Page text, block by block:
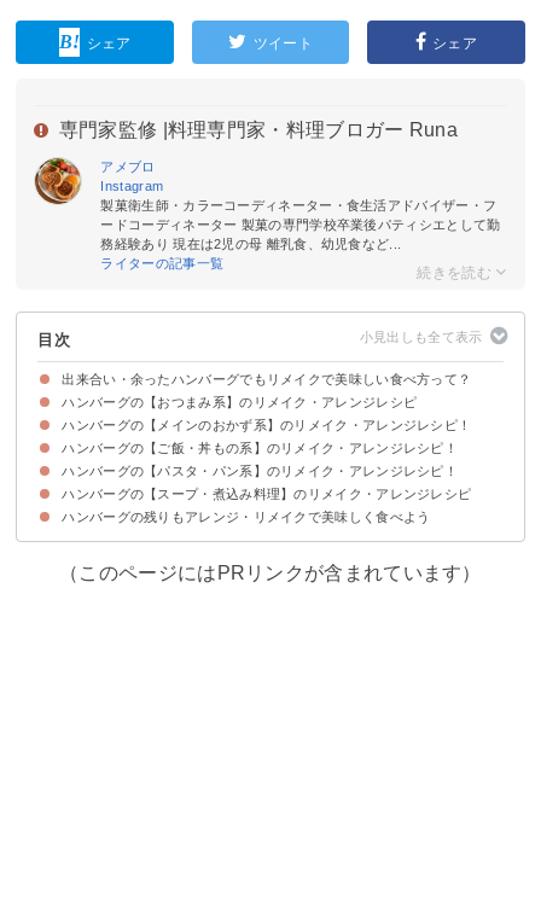
シェア ツイート シェア
専門家監修 | 料理専門家・料理ブロガー Runa
アメブロ
Instagram
製菓衛生師・カラーコーディネーター・食生活アドバイザー・フ
ードコーディネーター 製菓の専門学校卒業後パティシエとして勤
務経験あり 現在は2児の母 離乳食、幼児食など...
ライターの記事一覧
目次
出来合い・余ったハンバーグでもリメイクで美味しい食べ方って？
ハンバーグの【おつまみ系】のリメイク・アレンジレシピ
①ミートボール
②冷凍ハンバーグと大根の煮物
③ナスとはんぺんのあんかけ
④冷凍ハンバーグを使ったナスの肉味噌炒め
ハンバーグの【メインのおかず系】のリメイク・アレンジレシピ！
①グラタン
②メンチカツ
③冷凍ハンバーグのトマト煮込み
④スコッチエッグ
⑤ピーマンの肉詰め
⑥麻婆豆腐
⑦酢豚
ハンバーグの【ご飯・丼もの系】のリメイク・アレンジレシピ！
①ドリア
②ロコモコ丼
③子供が大好きなオムライス
④キーマカレー
⑤そぼろ丼
⑥チャーハン
ハンバーグの【パスタ・パン系】のリメイク・アレンジレシピ！
①ボロネーゼ
②ハンバーグチーズサンド
③ミートソースパスタ
④ハンバーガー
⑤トマトソースパスタ
ハンバーグの【スープ・煮込み料理】のリメイク・アレンジレシピ
①ロールキャベツ
②ハンバーグスープ
③オニオンスープ
④ハンバーグのラタトゥイユ煮込み
⑤ハンバーグとキャベツのくずきりスープ
ハンバーグの残りもアレンジ・リメイクで美味しく食べよう
（このページにはPRリンクが含まれています）